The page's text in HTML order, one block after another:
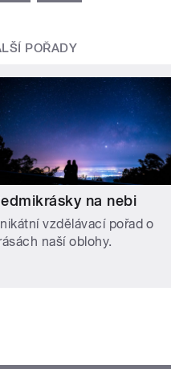
POŘADY
na nebi
vzdělávací pořad o
naší oblohy.